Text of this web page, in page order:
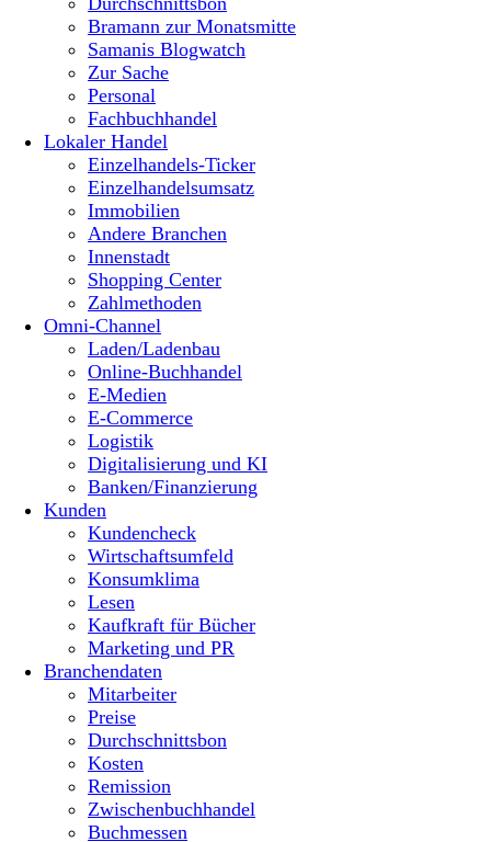
Bramann zur Monatsmitte
Samanis Blogwatch
Zur Sache
Personal
Fachbuchhandel
Lokaler Handel
Einzelhandels-Ticker
Einzelhandelsumsatz
Immobilien
Andere Branchen
Innenstadt
Shopping Center
Zahlmethoden
Omni-Channel
Laden/Ladenbau
Online-Buchhandel
E-Medien
E-Commerce
Logistik
Digitalisierung und KI
Banken/Finanzierung
Kunden
Kundencheck
Wirtschaftsumfeld
Konsumklima
Lesen
Kaufkraft für Bücher
Marketing und PR
Branchendaten
Mitarbeiter
Preise
Durchschnittsbon
Kosten
Remission
Zwischenbuchhandel
Buchmessen